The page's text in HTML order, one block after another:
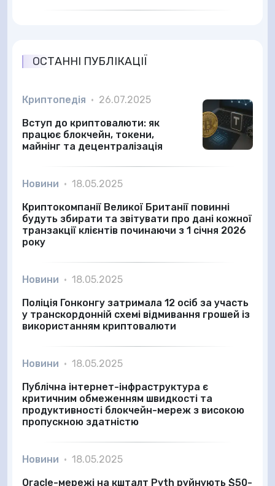
ОСТАННІ ПУБЛІКАЦІЇ
Криптопедія • 26.07.2025
Вступ до криптовалюти: як
працює блокчейн, токени,
майнінг та децентралізація
Новини • 18.05.2025
Криптокомпанії Великої Британії повинні
будуть збирати та звітувати про дані кожної
транзакції клієнтів починаючи з 1 січня 2026
року
Новини • 18.05.2025
Поліція Гонконгу затримала 12 осіб за участь
у транскордонній схемі відмивання грошей із
використанням криптовалюти
Новини • 18.05.2025
Публічна інтернет-інфраструктура є
критичним обмеженням швидкості та
продуктивності блокчейн-мереж з високою
пропускною здатністю
Новини • 18.05.2025
Oracle-мережі на кшталт Pyth руйнують $50-